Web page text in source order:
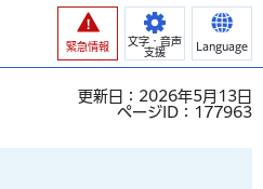
緊急情報
文字・音声
支援
Language
更新日：2026年5月13日
ページID：177963